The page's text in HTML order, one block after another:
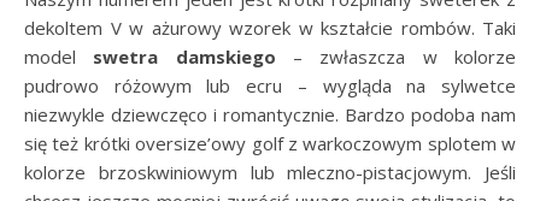
dekoltem V w ażurowy wzorek w kształcie rombów. Taki
model swetra damskiego – zwłaszcza w kolorze
pudrowo różowym lub ecru – wygląda na sylwetce
niezwykle dziewczęco i romantycznie. Bardzo podoba nam
się też krótki oversize’owy golf z warkoczowym splotem w
kolorze brzoskwiniowym lub mleczno-pistacjowym. Jeśli